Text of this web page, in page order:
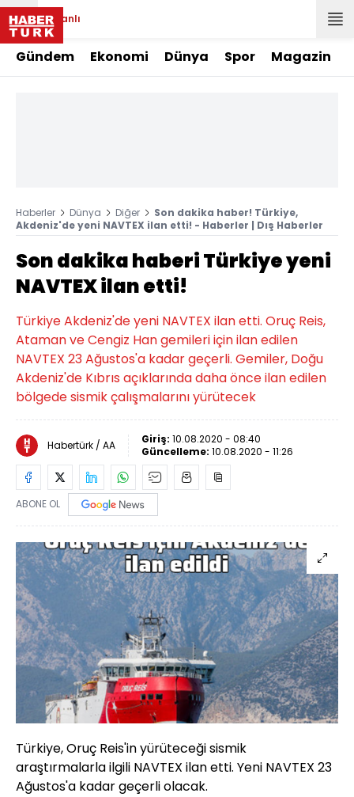
Canlı
Gündem Ekonomi Dünya Spor Magazin
Haberler Dünya Diğer
Son dakika haber! Türkiye,
Akdeniz'de yeni NAVTEX ilan etti! - Haberler | Dış Haberler
Son dakika haberi Türkiye yeni
NAVTEX ilan etti!
Türkiye Akdeniz'de yeni NAVTEX ilan etti. Oruç Reis,
Ataman ve Cengiz Han gemileri için ilan edilen
NAVTEX 23 Ağustos'a kadar geçerli. Gemiler, Doğu
Akdeniz'de Kıbrıs açıklarında daha önce ilan edilen
bölgede sismik çalışmalarını yürütecek
Habertürk / AA Giriş: 10.08.2020 - 08:40
Güncelleme: 10.08.2020 - 11:26
ABONE OL
Türkiye, Oruç Reis'in yürüteceği sismik
araştırmalarla ilgili NAVTEX ilan etti. Yeni NAVTEX 23
Ağustos'a kadar geçerli olacak.